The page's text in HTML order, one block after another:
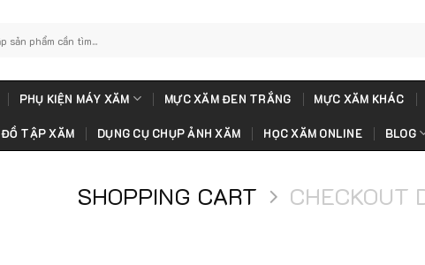
PHỤ KIỆN MÁY XĂM MỰC XĂM ĐEN TRẮNG MỰC XĂM KHÁC
ĐỒ TẬP XĂM DỤNG CỤ CHỤP ẢNH XĂM HỌC XĂM ONLINE BLOG
SHOPPING CART CHECKOUT